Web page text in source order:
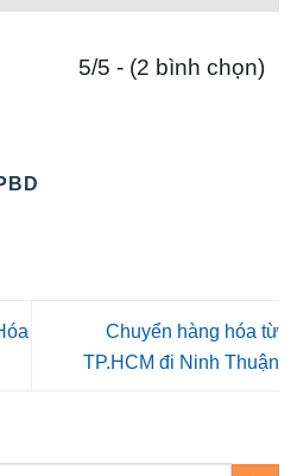
5/5 - (2 bình chọn)
Chuyển hàng hóa từ
TP.HCM đi Ninh Thuận